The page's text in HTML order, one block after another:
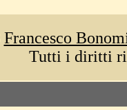
Francesco
Tutti i diritti